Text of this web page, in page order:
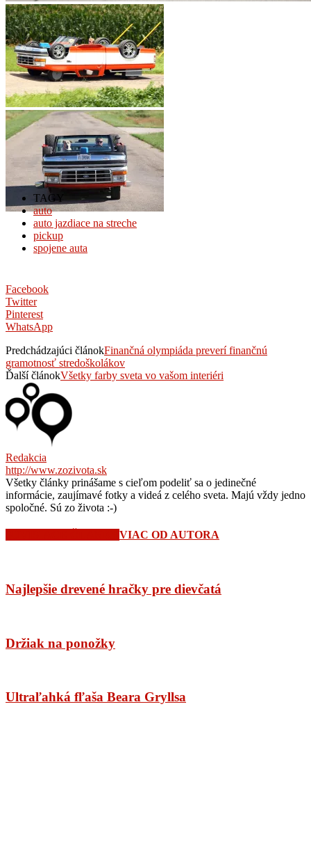
TAGY
auto
auto jazdiace na streche
pickup
spojene auta
Facebook
Twitter
Pinterest
WhatsApp
Predchádzajúci článokFinančná olympiáda preverí finančnú
gramotnosť stredoškolákov
Ďalší článokVšetky farby sveta vo vašom interiéri
Redakcia
http://www.zozivota.sk
Všetky články prinášame s cieľom podeliť sa o jedinečné
informácie, zaujímavé fotky a videá z celého sveta. Majú vždy jedno
spoločné. Sú zo života :-)
VIAC OD AUTORA
Najlepšie drevené hračky pre dievčatá
Držiak na ponožky
Ultraľahká fľaša Beara Gryllsa